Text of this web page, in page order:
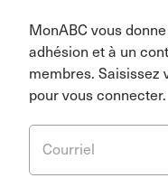
MonABC vous
adhésion et à un
membres. Saisissez
pour vous connecter.
Courriel